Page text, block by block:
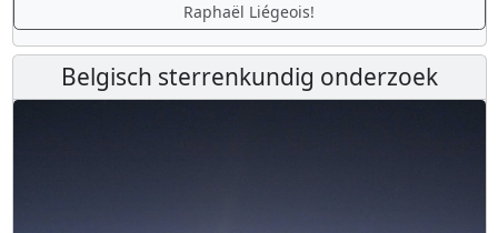
Raphaël Liégeois!
Belgisch sterrenkundig onderzoek